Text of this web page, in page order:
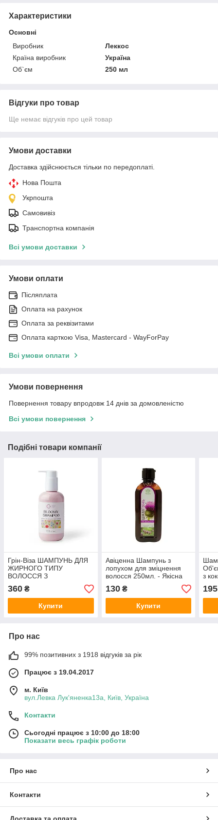
Характеристики
Основні
Виробник
Леккос
Країна виробник
Україна
Об`єм
250 мл
Відгуки про товар
Ще немає відгуків про цей товар
Умови доставки
Доставка здійснюється тільки по передоплаті.
Нова Пошта
Укрпошта
Самовивіз
Транспортна компанія
Всі умови доставки
Умови оплати
Післяплата
Оплата на рахунок
Оплата за реквізитами
Оплата карткою Visa, Mastercard - WayForPay
Всі умови оплати
Умови повернення
Повернення товару впродовж 14 днів за домовленістю
Всі умови повернення
Подібні товари компанії
Грін-Віза ШАМПУНЬ ДЛЯ
ЖИРНОГО ТИПУ
ВОЛОССЯ З
ЕКСТРАКТОМ ЛОПУХА ТА
М’ЯТИ 250мл
360 ₴
Купити
Авіценна Шампунь з
лопухом для зміцнення
волосся 250мл. - Якісна
130₴
Купити
з
195
Про нас
99% позитивних з 1918 відгуків за рік
Працює з 19.04.2017
м. Київ
вул.Левка Лук'яненка13а, Київ, Україна
Контакти
Сьогодні працює з 10:00 до 18:00
Показати весь графік роботи
Про нас
Контакти